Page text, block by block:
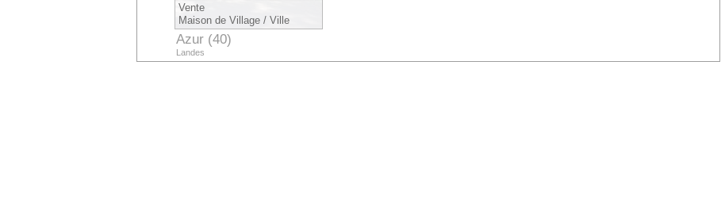
Vente
Maison de Village / Ville
Azur (40)
Landes